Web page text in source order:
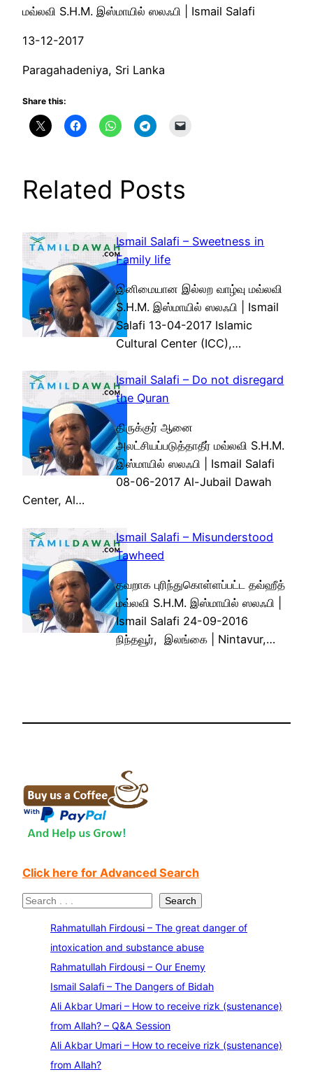
மவ்லவி S.H.M. இஸ்மாயில் ஸலஃபி | Ismail Salafi
13-12-2017
Paragahadeniya, Sri Lanka
Share this:
Related Posts
Ismail Salafi – Sweetness in
Family life
இனிமையான இல்லற வாழ்வு மவ்லவி
S.H.M. இஸ்மாயில் ஸலஃபி | Ismail
Salafi 13-04-2017 Islamic
Cultural Center (ICC),…
Ismail Salafi – Do not disregard
the Quran
திருக்குர் ஆனை
அலட்சியப்படுத்தாதீர் மவ்லவி S.H.M.
இஸ்மாயில் ஸலஃபி | Ismail Salafi
08-06-2017 Al-Jubail Dawah
Center, Al…
Ismail Salafi – Misunderstood
Tawheed
தவறாக புரிந்துகொள்ளப்பட்ட தவ்ஹீத்
மவ்லவி S.H.M. இஸ்மாயில் ஸலஃபி |
Ismail Salafi 24-09-2016
நிந்தவூர், இலங்கை | Nintavur,…
Click here for Advanced Search
S
Search
Rahmatullah Firdousi – The great danger of
intoxication and substance abuse
Rahmatullah Firdousi – Our Enemy
Ismail Salafi – The Dangers of Bidah
Ali Akbar Umari – How to receive rizk (sustenance)
from Allah? – Q&A Session
Ali Akbar Umari – How to receive rizk (sustenance)
from Allah?